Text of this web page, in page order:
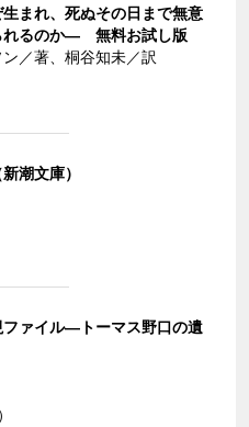
まれ、死ぬその日まで無意
れるのか― 無料お試し版
／著、桐谷知未／訳
潮文庫）
ァイル―トーマス野口の遺